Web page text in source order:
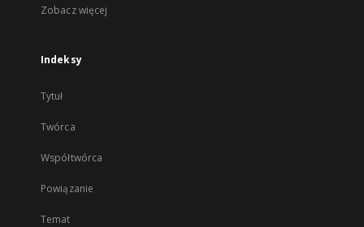
Zobacz więcej
Indeksy
Tytuł
Twórca
Współtwórca
Powiązanie
Temat